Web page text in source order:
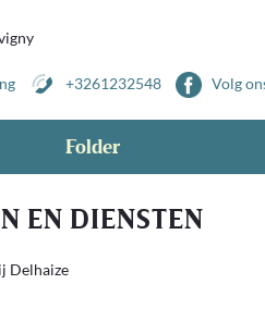
+3261232548 Volg
Folder
EN DIENSTEN
Delhaize